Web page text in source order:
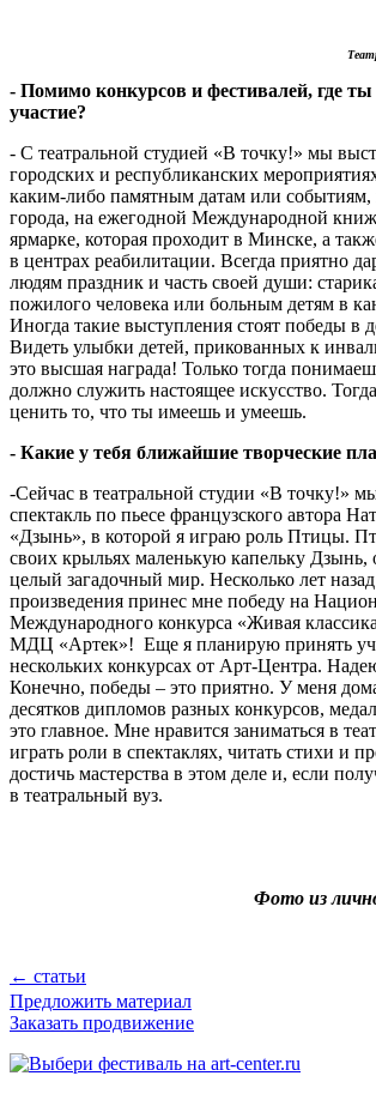
- Помимо конкурсов и фестивалей, где
участие?
- С театральной студией «В точку!» мы
городских и республиканских
каким-либо памятным датам или событиям,
города, на ежегодной Международной
ярмарке, которая проходит в Минске, а
в центрах реабилитации. Всегда приятно
людям праздник и часть своей души:
пожилого человека или больным детям в
Иногда такие выступления стоят победы в
Видеть улыбки детей, прикованных к
это высшая награда! Только тогда
должно служить настоящее искусство.
ценить то, что ты имеешь и умеешь.
- Какие у тебя ближайшие творческие
-Сейчас в театральной студии «В точку!»
спектакль по пьесе французского автора
«Дзынь», в которой я играю роль Птицы.
своих крыльях маленькую капельку Дзынь,
целый загадочный мир. Несколько лет
произведения принес мне победу на
Международного конкурса «Живая
МДЦ «Артек»! Еще я планирую принять
нескольких конкурсах от Арт-Центра.
Конечно, победы – это приятно. У меня
десятков дипломов разных конкурсов,
это главное. Мне нравится заниматься в
играть роли в спектаклях, читать стихи и
достичь мастерства в этом деле и, если
в театральный вуз.
Фото из
← статьи
Предложить материал
Заказать продвижение